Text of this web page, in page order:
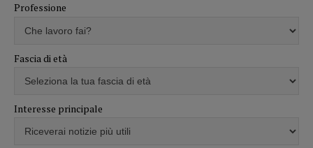
Professione
Fascia di età
Interesse principale